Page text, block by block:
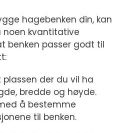
hagebenken din, kan
kvantitative
benken passer godt til
plassen der du vil ha
bredde og høyde.
å bestemme
til benken.